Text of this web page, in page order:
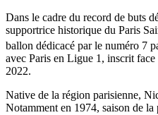
Dans le cadre du record de buts
supportrice historique du Paris
ballon dédicacé par le numéro 7
avec Paris en Ligue 1, inscrit
2022.
Native de la région parisienne,
Notamment en 1974, saison de la